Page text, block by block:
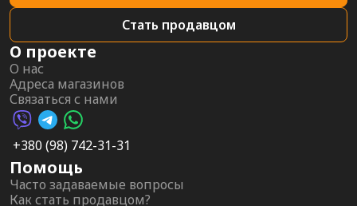
Стать продавцом
О проекте
О нас
Адреса магазинов
Связаться с нами
Viber AutoPalma
Telegram AutoPalma
WhatsApp AutoPalma
+380 (98) 742-31-31
Помощь
Часто задаваемые вопросы
Как стать продавцом?